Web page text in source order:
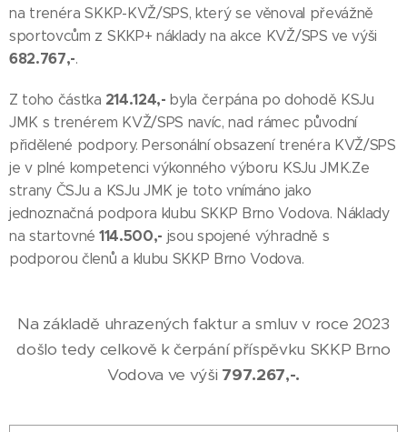
na trenéra SKKP-KVŽ/SPS, který se věnoval převážně
sportovcům z SKKP+ náklady na akce KVŽ/SPS ve výši
682.767,-.
Z toho částka 214.124,- byla čerpána po dohodě KSJu
JMK s trenérem KVŽ/SPS navíc, nad rámec původní
přidělené podpory. Personální obsazení trenéra KVŽ/SPS
je v plné kompetenci výkonného výboru KSJu JMK.Ze
strany ČSJu a KSJu JMK je toto vnímáno jako
jednoznačná podpora klubu SKKP Brno Vodova. Náklady
na startovné 114.500,- jsou spojené výhradně s
podporou členů a klubu SKKP Brno Vodova.
Na základě uhrazených faktur a smluv v roce 2023
došlo tedy celkově k čerpání příspěvku SKKP Brno
Vodova ve výši 797.267,-.